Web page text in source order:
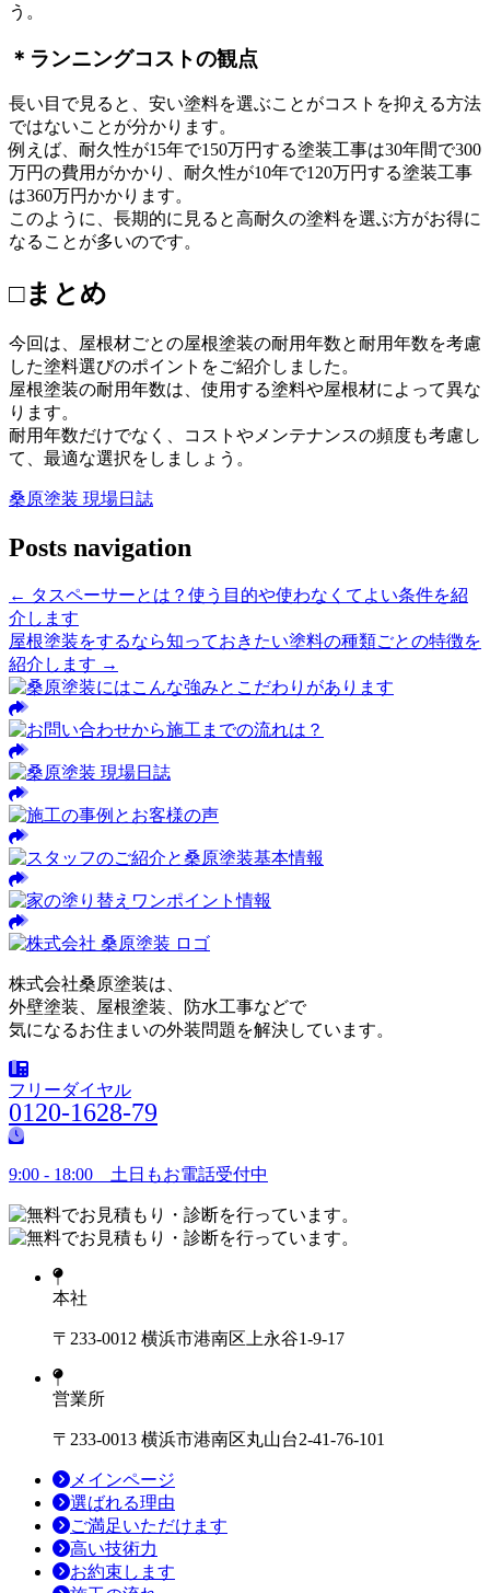
う。
＊ランニングコストの観点
長い目で見ると、安い塗料を選ぶことがコストを抑える方法
ではないことが分かります。
例えば、耐久性が15年で150万円する塗装工事は30年間で300
万円の費用がかかり、耐久性が10年で120万円する塗装工事
は360万円かかります。
このように、長期的に見ると高耐久の塗料を選ぶ方がお得に
なることが多いのです。
□まとめ
今回は、屋根材ごとの屋根塗装の耐用年数と耐用年数を考慮
した塗料選びのポイントをご紹介しました。
屋根塗装の耐用年数は、使用する塗料や屋根材によって異な
ります。
耐用年数だけでなく、コストやメンテナンスの頻度も考慮し
て、最適な選択をしましょう。
桑原塗装 現場日誌
Posts navigation
← タスペーサーとは？使う目的や使わなくてよい条件を紹
介します
屋根塗装をするなら知っておきたい塗料の種類ごとの特徴を
紹介します →
株式会社桑原塗装は、
外壁塗装、屋根塗装、防水工事などで
気になるお住まいの外装問題を解決しています。
フリーダイヤル
0120-1628-79
9:00 - 18:00 土日もお電話受付中
本社
〒233-0012 横浜市港南区上永谷1-9-17
営業所
〒233-0013 横浜市港南区丸山台2-41-76-101
メインページ
選ばれる理由
ご満足いただけます
高い技術力
お約束します